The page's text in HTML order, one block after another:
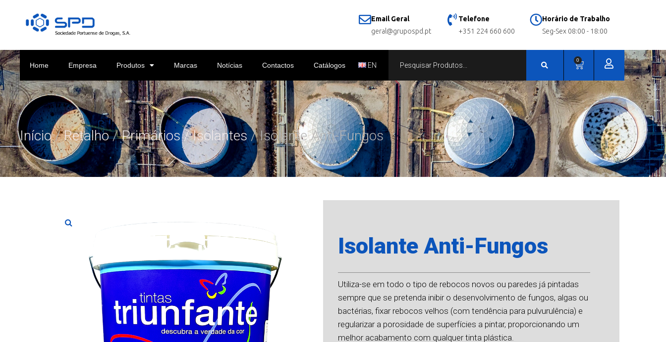
Email Geral
geral@grupospd.pt
Telefone
+351 224 660 600
Horário de Trabalho
Seg-Sex 08:00 - 18:00
Home Empresa Produtos Marcas Notícias Contactos Catálogos EN
0
Início/Retalho/Primários / Isolantes/ Isolante Anti-Fungos
Isolante Anti-Fungos
Utiliza-se em todo o tipo de rebocos novos ou paredes já pintadas
sempre que se pretenda inibir o desenvolvimento de fungos, algas ou
bactérias, fixar rebocos velhos (com tendência para pulvurulência) e
regularizar a porosidade de superfícies a pintar, proporcionando um
melhor acabamento com qualquer tinta plástica.